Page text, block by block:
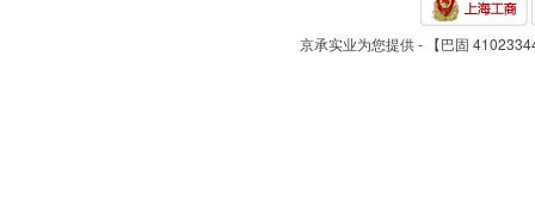
京承实业为您提供 - 【巴固